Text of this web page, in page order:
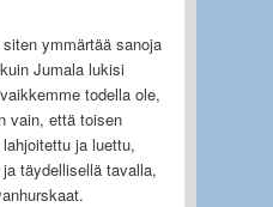
ymmärtää sanoja
Jumala lukisi
todella ole,
vain, että toisen
ja luettu,
täydellisellä tavalla,